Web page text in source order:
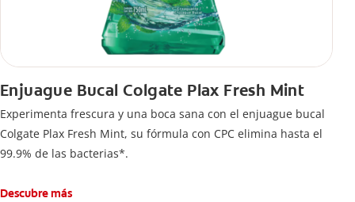
Enjuague Bucal Colgate Plax Fresh Mint
Experimenta frescura y una boca sana con el enjuague bucal
Colgate Plax Fresh Mint, su fórmula con CPC elimina hasta el
99.9% de las bacterias*.
Descubre más